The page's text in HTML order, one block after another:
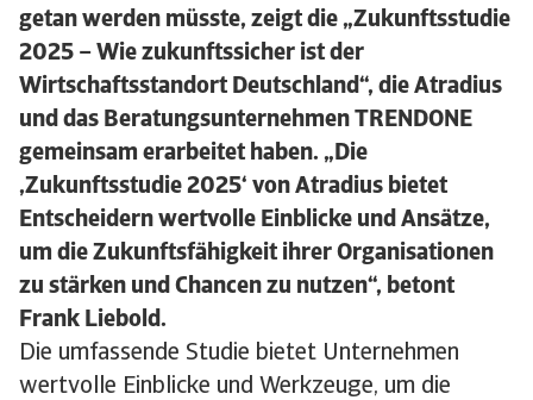
getan werden müsste, zeigt die „Zukunftsstudie
2025 – Wie zukunftssicher ist der
Wirtschaftsstandort Deutschland“, die Atradius
und das Beratungsunternehmen TRENDONE
gemeinsam erarbeitet haben. „Die
‚Zukunftsstudie 2025‘ von Atradius bietet
Entscheidern wertvolle Einblicke und Ansätze,
um die Zukunftsfähigkeit ihrer Organisationen
zu stärken und Chancen zu nutzen“, betont
Frank Liebold.
Die umfassende Studie bietet Unternehmen
wertvolle Einblicke und Werkzeuge, um die